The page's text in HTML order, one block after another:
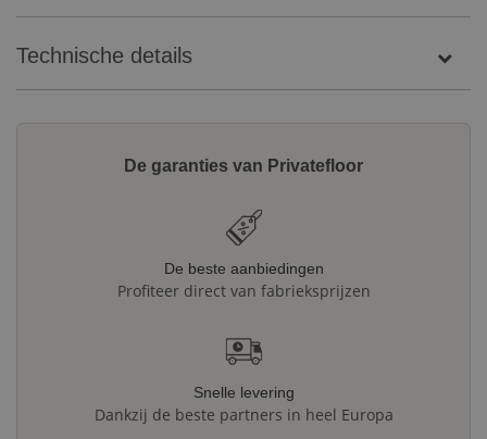
Technische details
De garanties van Privatefloor
De beste aanbiedingen
Profiteer direct van fabrieksprijzen
Snelle levering
Dankzij de beste partners in heel Europa